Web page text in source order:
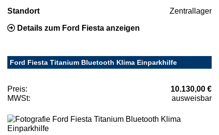
Standort Zentrallager
Details zum Ford Fiesta anzeigen
Ford Fiesta Titanium Bluetooth Klima Einparkhilfe
Preis:
10.130,00 €
MWSt:
ausweisbar